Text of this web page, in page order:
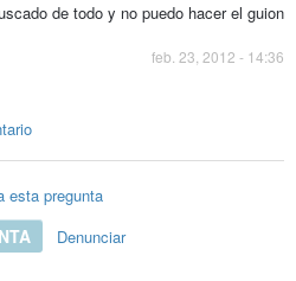
de todo y no puedo hacer el guion
feb. 23, 2012 - 14:36
esta pregunta
Denunciar